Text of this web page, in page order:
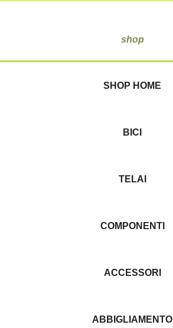
shop
SHOP HOME
BICI
TELAI
COMPONENTI
ACCESSORI
ABBIGLIAMENTO